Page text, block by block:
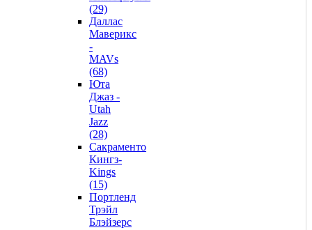
(29)
Даллас
Маверикс
-
MAVs
(68)
Юта
Джаз -
Utah
Jazz
(28)
Сакраменто
Кингз-
Kings
(15)
Портленд
Трэйл
Блэйзерс